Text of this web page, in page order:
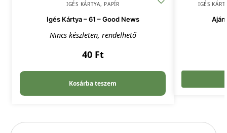
IGÉS KÁRTYA, PAPÍR
Igés Kártya – 61 – Good News
Nincs készleten, rendelhető
40 Ft
Kosárba teszem
IGÉS